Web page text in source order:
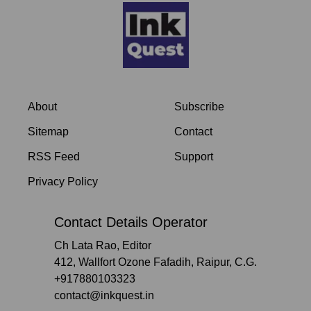
About
Sitemap
RSS Feed
Privacy Policy
Subscribe
Contact
Support
Contact Details Operator
Ch Lata Rao, Editor
412, Wallfort Ozone Fafadih, Raipur, C.G.
+917880103323
contact@inkquest.in